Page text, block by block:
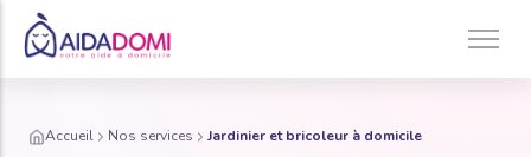
Accueil Nos services Jardinier et bricoleur à domicile